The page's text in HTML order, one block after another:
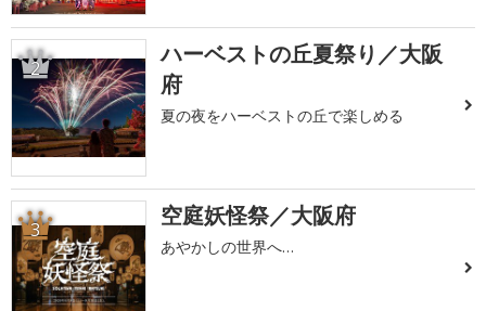
2
ハーベストの丘夏祭り／大阪
府
夏の夜をハーベストの丘で楽しめる
3 空庭妖怪祭／大阪府
あやかしの世界へ…